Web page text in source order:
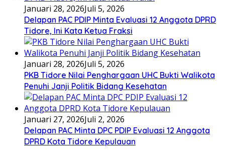
Januari 28, 2026Juli 5, 2026
Delapan PAC PDIP Minta Evaluasi 12 Anggota DPRD
Tidore, Ini Kata Ketua Fraksi
Januari 28, 2026Juli 5, 2026
PKB Tidore Nilai Penghargaan UHC Bukti Walikota
Penuhi Janji Politik Bidang Kesehatan
Januari 27, 2026Juli 2, 2026
Delapan PAC Minta DPC PDIP Evaluasi 12 Anggota
DPRD Kota Tidore Kepulauan